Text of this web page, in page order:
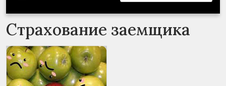
Страхование заемщика